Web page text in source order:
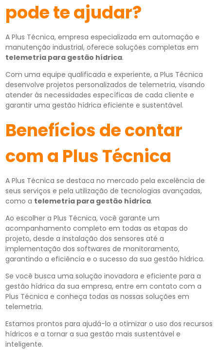
pode te ajudar?
A Plus Técnica, empresa especializada em automação e
manutenção industrial, oferece soluções completas em
telemetria para gestão hídrica.
Com uma equipe qualificada e experiente, a Plus Técnica
desenvolve projetos personalizados de telemetria, visando
atender às necessidades específicas de cada cliente e
garantir uma gestão hídrica eficiente e sustentável.
Benefícios de contar
com a Plus Técnica
A Plus Técnica se destaca no mercado pela excelência de
seus serviços e pela utilização de tecnologias avançadas,
como a telemetria para gestão hídrica.
Ao escolher a Plus Técnica, você garante um
acompanhamento completo em todas as etapas do
projeto, desde a instalação dos sensores até a
implementação dos softwares de monitoramento,
garantindo a eficiência e o sucesso da sua gestão hídrica.
Se você busca uma solução inovadora e eficiente para a
gestão hídrica da sua empresa, entre em contato com a
Plus Técnica e conheça todas as nossas soluções em
telemetria.
Estamos prontos para ajudá-lo a otimizar o uso dos recursos
hídricos e a tornar a sua gestão mais sustentável e
inteligente.